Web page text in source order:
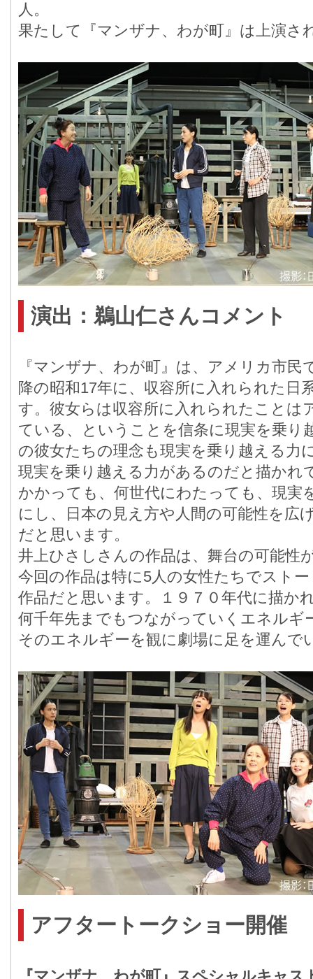
人。
果たして『マンザナ、わが町』は上演さ
演出：鵜山仁さんコメント
『マンザナ、わが町』は、アメリカ市
降の昭和17年に、収容所に入れられた日
す。彼女らは収容所に入れられたことは
ている、ということを信条に現実を乗り
の彼女たちの理念も現実を乗り越える力
現実を乗り越える力があるのだと描かれ
かかっても、何世代にわたっても、現実
にし、日本の見え方や人間の可能性を広
だと思います。
井上ひさしさんの作品は、舞台の可能性
今回の作品は特に5人の女性たちでスト
作品だと思います。１９７０年代に描か
何千年先までもつながっていくエネルギ
そのエネルギーを観に劇場に足を運んで
アフタートークショー開催